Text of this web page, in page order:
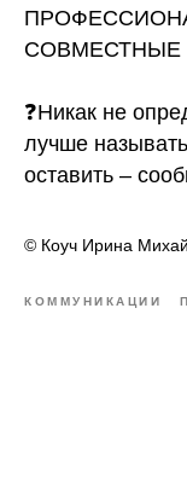
❓Никак не
лучше
оставить –
© Коуч Ирина
КОММУНИКАЦИИ